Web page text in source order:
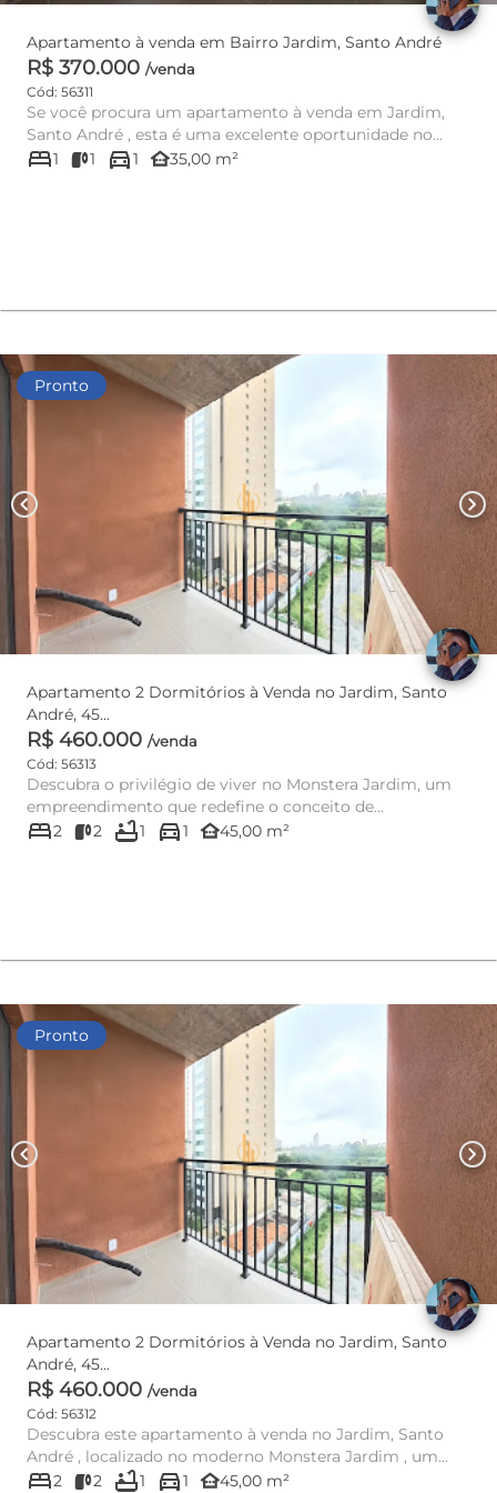
Apartamento à venda em Bairro Jardim, Santo André
R$ 370.000 /venda
Cód: 56311
Se você procura um apartamento à venda em Jardim,
Santo André , esta é uma excelente oportunidade no
Monstera Jardim ...
bed1 1 directions_car1 other_houses35,00 m²
Pronto
chevron_left chevron_right
Apartamento 2 Dormitórios à Venda no Jardim, Santo
André, 45...
R$ 460.000 /venda
Cód: 56313
Descubra o privilégio de viver no Monstera Jardim, um
empreendimento que redefine o conceito de
exclusividade em Santo A...
bed2 2 bathtub1 directions_car1 other_houses45,00 m²
Pronto
chevron_left chevron_right
Apartamento 2 Dormitórios à Venda no Jardim, Santo
André, 45...
R$ 460.000 /venda
Cód: 56312
Descubra este apartamento à venda no Jardim, Santo
André , localizado no moderno Monstera Jardim , um
empreendimento ...
bed2 2 bathtub1 directions_car1 other_houses45,00 m²